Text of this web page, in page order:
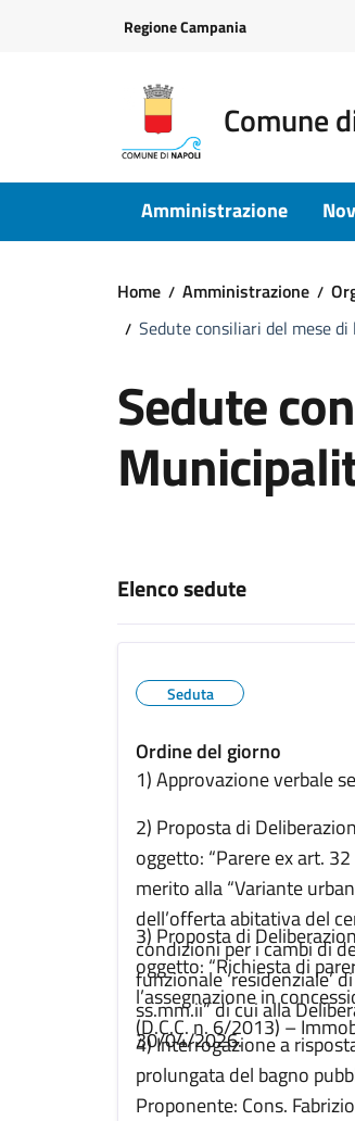
Regione Campania
Comune
Amministrazione
Home Amministrazione
Sedute consiliari del mese
Sedute
Elenco sedute
Seduta
Ordine del giorno
1) Approvazione verbale
2) Proposta di
oggetto: “Parere ex art.
merito alla “Variante
dell’offerta abitativa del
condizioni per i cambi di
funzionale ‘residenziale’
ss.mm.ii” di cui alla
30/04/2026.
3) Proposta di
oggetto: “Richiesta di
l’assegnazione in
(D.C.C. n. 6/2013) –
4) Interrogazione a
prolungata del bagno
Proponente: Cons.